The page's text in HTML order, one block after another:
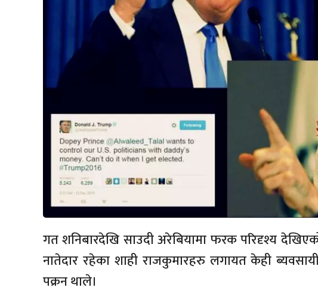
गत शनिबारदेखि साउदी अरेबियामा फरक परिदृश्य
नातेदार रहेका शाही राजकुमारहरु लगायत केही
पक्रन थाले।